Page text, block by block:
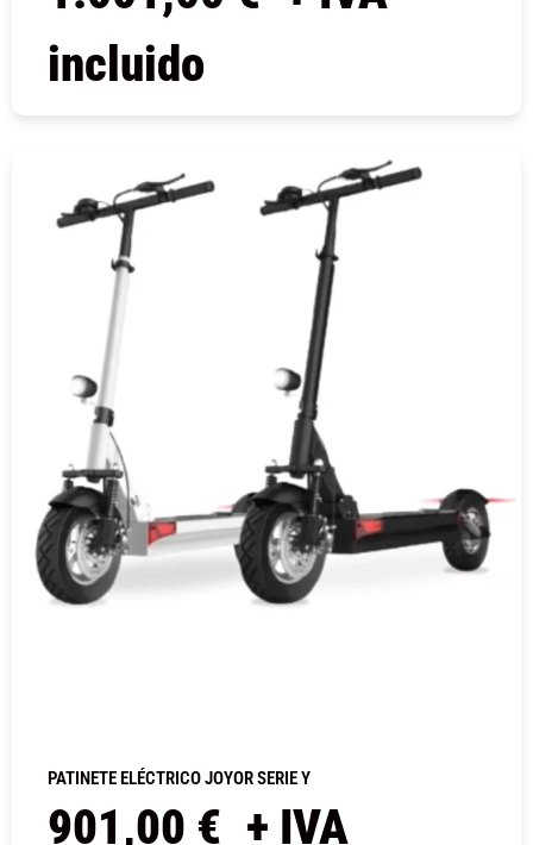
incluido
PATINETE ELÉCTRICO JOYOR SERIE Y
901,00 € + IVA